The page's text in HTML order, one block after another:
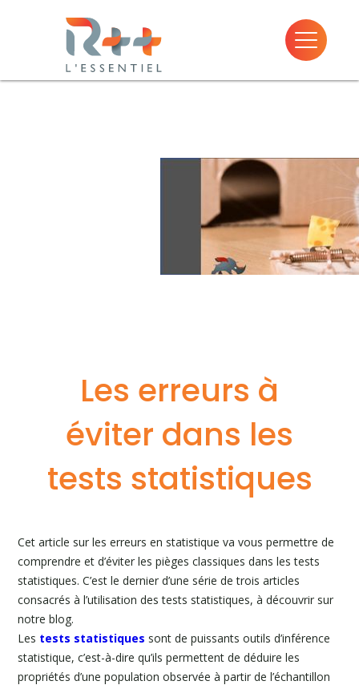
Les erreurs à
éviter dans les
tests statistiques
Cet article sur les erreurs en statistique va vous permettre de
comprendre et d’éviter les pièges classiques dans les tests
statistiques. C’est le dernier d’une série de trois articles
consacrés à l’utilisation des tests statistiques, à découvrir sur
notre blog.
Les tests statistiques sont de puissants outils d’inférence
statistique, c’est-à-dire qu’ils permettent de déduire les
propriétés d’une population observée à partir de l’échantillon